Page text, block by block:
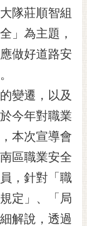
隊莊順智組
」為主題，
做好道路安
變遷，以及
今年對職業
本次宣導會
區職業安全
，針對「職
定」、「局
解說，透過